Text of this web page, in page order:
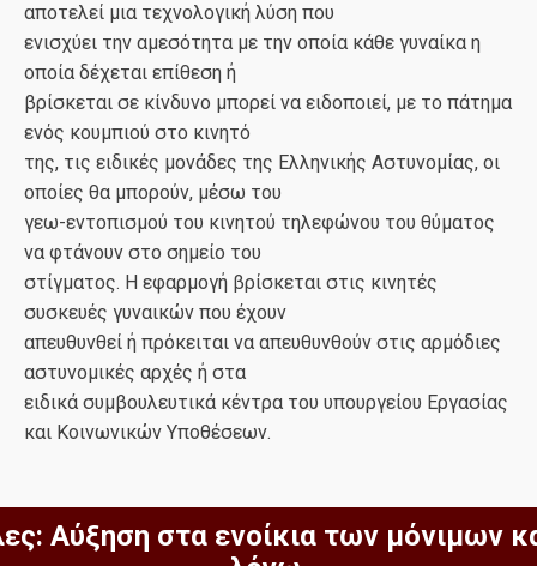
αποτελεί μια τεχνολογική λύση που
ενισχύει την αμεσότητα με την οποία κάθε γυναίκα η
οποία δέχεται επίθεση ή
βρίσκεται σε κίνδυνο μπορεί να ειδοποιεί, με το πάτημα
ενός κουμπιού στο κινητό
της, τις ειδικές μονάδες της Ελληνικής Αστυνομίας, οι
οποίες θα μπορούν, μέσω του
γεω-εντοπισμού του κινητού τηλεφώνου του θύματος
να φτάνουν στο σημείο του
στίγματος. Η εφαρμογή βρίσκεται στις κινητές
συσκευές γυναικών που έχουν
απευθυνθεί ή πρόκειται να απευθυνθούν στις αρμόδιες
αστυνομικές αρχές ή στα
ειδικά συμβουλευτικά κέντρα του υπουργείου Εργασίας
και Κοινωνικών Υποθέσεων.
Αύξηση στα ενοίκια των μόνιμων